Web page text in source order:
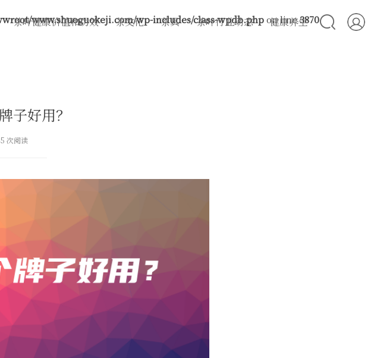
www.shuoguokeji.com/wp-includes/class-wpdb.phpon line3870
茶叶健康价值和功效 茶文化 茶具 茶叶行业动态 健康养生
子好用？
次阅读